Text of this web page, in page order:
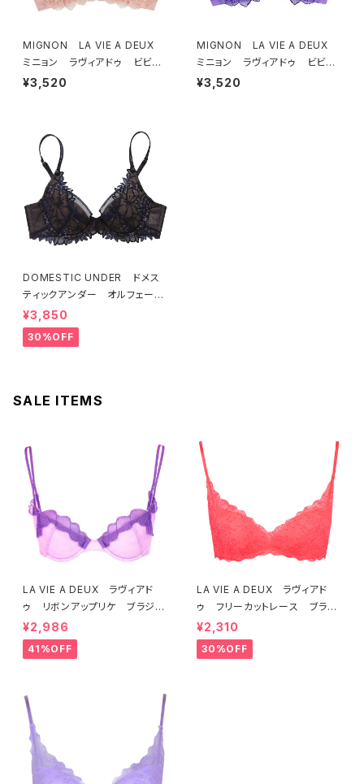
MIGNON LA VIE A DEUX
ミニョン ラヴィアドゥ ビビア
ーナ ブラジャー（ピーチ）M20
¥3,520
MIGNON LA VIE A DEUX
ミニョン ラヴィアドゥ ビビア
ーナ ブラジャー（ヴィオレッタ）
¥3,520
DOMESTIC UNDER ドメス
ティックアンダー オルフェーヴ
ル ブラジャー（ブラック）D225
4 送料無料
¥3,850
30%OFF
SALE ITEMS
LA VIE A DEUX ラヴィアド
ゥ リボンアップリケ ブラジャ
ー（ラベンダー） 22293 SA
LE セール 送料無料
¥2,986
41%OFF
LA VIE A DEUX ラヴィアド
ゥ フリーカットレース ブラレ
ット ソフトブラ（トマトレッド）2
2457 SALE 送料無料
¥2,310
30%OFF